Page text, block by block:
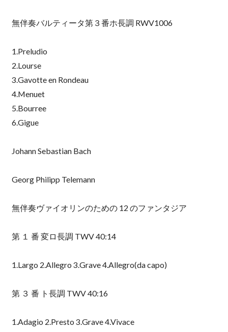
無伴奏バルティータ第３番ホ長調 RWV1006
1.Preludio
2.Lourse
3.Gavotte en Rondeau
4.Menuet
5.Bourree
6.Gigue
Johann Sebastian Bach
Georg Philipp Telemann
無伴奏ヴァイオリンのための 12 のファンタジア
第 １ 番 変ロ長調 TWV 40:14
1.Largo 2.Allegro 3.Grave 4.Allegro(da capo)
第 ３ 番 ト長調 TWV 40:16
1.Adagio 2.Presto 3.Grave 4.Vivace